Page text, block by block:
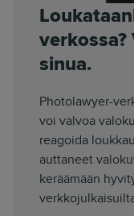
sinua.
Photolawyer-
voi valvoa
reagoida
auttaneet
keräämään